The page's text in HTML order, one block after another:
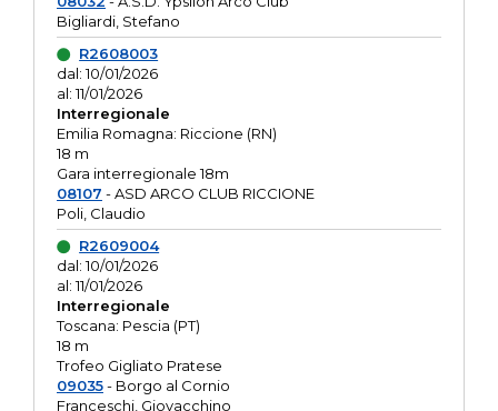
Bigliardi, Stefano
R2608003
dal: 10/01/2026
al: 11/01/2026
Interregionale
Emilia Romagna: Riccione (RN)
18 m
Gara interregionale 18m
08107 - ASD ARCO CLUB RICCIONE
Poli, Claudio
R2609004
dal: 10/01/2026
al: 11/01/2026
Interregionale
Toscana: Pescia (PT)
18 m
Trofeo Gigliato Pratese
09035- Borgo al Cornio
Franceschi, Giovacchino